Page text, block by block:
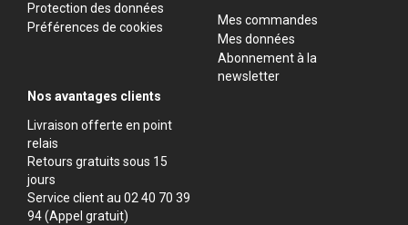
Protection des données
Préférences de cookies
Mes commandes
Mes données
Abonnement à la
newsletter
Nos avantages clients
Livraison offerte en point
relais
Retours gratuits sous 15
jours
Service client au 02 40 70 39
94 (Appel gratuit)